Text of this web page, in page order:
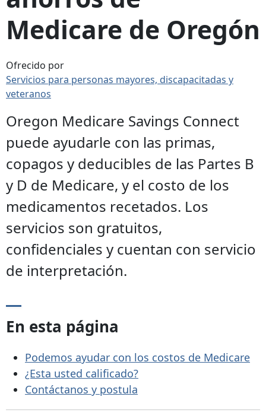
Medicare de Oregón
Ofrecido por
Servicios para personas mayores, discapacitadas y
veteranos
Oregon Medicare Savings Connect
puede ayudarle con las primas,
copagos y deducibles de las Partes B
y D de Medicare, y el costo de los
medicamentos recetados. Los
servicios son gratuitos,
confidenciales y cuentan con servicio
de interpretación.
En esta página
Podemos ayudar con los costos de Medicare
¿Esta usted calificado?
Contáctanos y postula